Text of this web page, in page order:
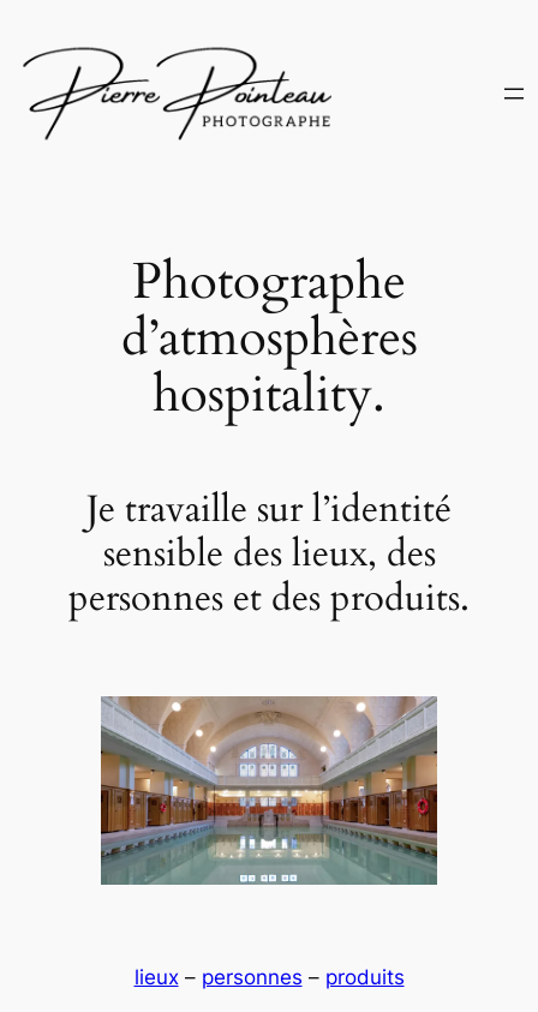
au
contenu
Photographe
d’atmosphères
hospitality.
Je travaille sur l’identité
sensible des lieux, des
personnes et des produits.
lieux– personnes – produits